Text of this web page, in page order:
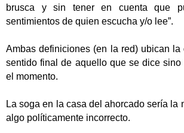
brusca y sin tener en cuenta que
sentimientos de quien escucha y/o lee”.
Ambas definiciones (en la red) ubican la
sentido final de aquello que se dice sino
el momento.
La soga en la casa del ahorcado sería la
algo políticamente incorrecto.